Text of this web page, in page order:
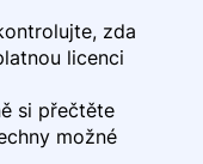
zda
licenci
si přečtěte
možné